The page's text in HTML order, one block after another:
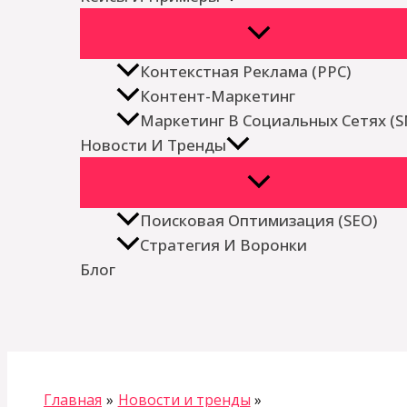
Контекстная Реклама (PPC)
Контент-Маркетинг
Маркетинг В Социальных Сетях
Новости И Тренды
Поисковая Оптимизация (SEO)
Стратегия И Воронки
Блог
Главная Новости и тренды